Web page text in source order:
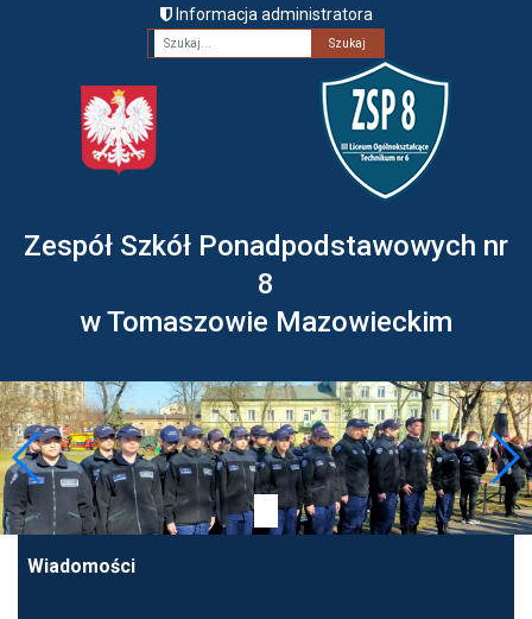
Informacja administratora
Fraza
Zespół Szkół Ponadpodstawowych nr
8
w Tomaszowie Mazowieckim
Wiadomości